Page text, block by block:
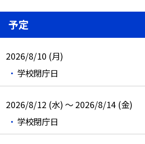
予定
2026/8/10 (月)
学校閉庁日
2026/8/12 (水) ～ 2026/8/14 (金)
学校閉庁日